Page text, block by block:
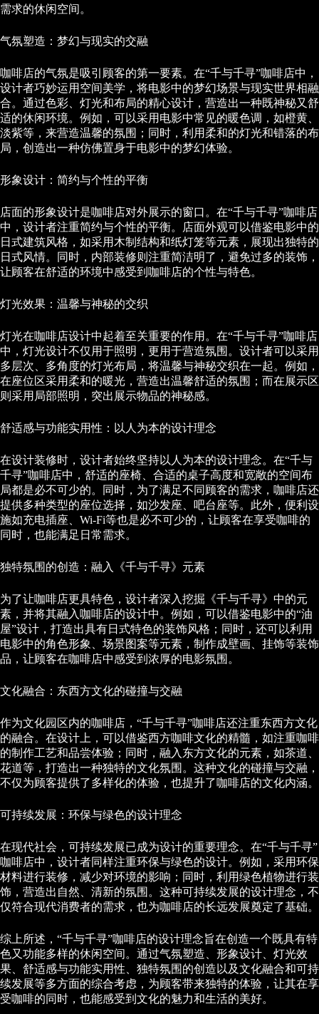
需求的休闲空间。
气氛塑造：梦幻与现实的交融
咖啡店的气氛是吸引顾客的第一要素。在“千与千寻”咖啡店中，
设计者巧妙运用空间美学，将电影中的梦幻场景与现实世界相融
合。通过色彩、灯光和布局的精心设计，营造出一种既神秘又舒
适的休闲环境。例如，可以采用电影中常见的暖色调，如橙黄、
淡紫等，来营造温馨的氛围；同时，利用柔和的灯光和错落的布
局，创造出一种仿佛置身于电影中的梦幻体验。
形象设计：简约与个性的平衡
店面的形象设计是咖啡店对外展示的窗口。在“千与千寻”咖啡店
中，设计者注重简约与个性的平衡。店面外观可以借鉴电影中的
日式建筑风格，如采用木制结构和纸灯笼等元素，展现出独特的
日式风情。同时，内部装修则注重简洁明了，避免过多的装饰，
让顾客在舒适的环境中感受到咖啡店的个性与特色。
灯光效果：温馨与神秘的交织
灯光在咖啡店设计中起着至关重要的作用。在“千与千寻”咖啡店
中，灯光设计不仅用于照明，更用于营造氛围。设计者可以采用
多层次、多角度的灯光布局，将温馨与神秘交织在一起。例如，
在座位区采用柔和的暖光，营造出温馨舒适的氛围；而在展示区
则采用局部照明，突出展示物品的神秘感。
舒适感与功能实用性：以人为本的设计理念
在设计装修时，设计者始终坚持以人为本的设计理念。在“千与
千寻”咖啡店中，舒适的座椅、合适的桌子高度和宽敞的空间布
局都是必不可少的。同时，为了满足不同顾客的需求，咖啡店还
提供多种类型的座位选择，如沙发座、吧台座等。此外，便利设
施如充电插座、Wi-Fi等也是必不可少的，让顾客在享受咖啡的
同时，也能满足日常需求。
独特氛围的创造：融入《千与千寻》元素
为了让咖啡店更具特色，设计者深入挖掘《千与千寻》中的元
素，并将其融入咖啡店的设计中。例如，可以借鉴电影中的“油
屋”设计，打造出具有日式特色的装饰风格；同时，还可以利用
电影中的角色形象、场景图案等元素，制作成壁画、挂饰等装饰
品，让顾客在咖啡店中感受到浓厚的电影氛围。
文化融合：东西方文化的碰撞与交融
作为文化园区内的咖啡店，“千与千寻”咖啡店还注重东西方文化
的融合。在设计上，可以借鉴西方咖啡文化的精髓，如注重咖啡
的制作工艺和品尝体验；同时，融入东方文化的元素，如茶道、
花道等，打造出一种独特的文化氛围。这种文化的碰撞与交融，
不仅为顾客提供了多样化的体验，也提升了咖啡店的文化内涵。
可持续发展：环保与绿色的设计理念
在现代社会，可持续发展已成为设计的重要理念。在“千与千寻”
咖啡店中，设计者同样注重环保与绿色的设计。例如，采用环保
材料进行装修，减少对环境的影响；同时，利用绿色植物进行装
饰，营造出自然、清新的氛围。这种可持续发展的设计理念，不
仅符合现代消费者的需求，也为咖啡店的长远发展奠定了基础。
综上所述，“千与千寻”咖啡店的设计理念旨在创造一个既具有特
色又功能多样的休闲空间。通过气氛塑造、形象设计、灯光效
果、舒适感与功能实用性、独特氛围的创造以及文化融合和可持
续发展等多方面的综合考虑，为顾客带来独特的体验，让其在享
受咖啡的同时，也能感受到文化的魅力和生活的美好。